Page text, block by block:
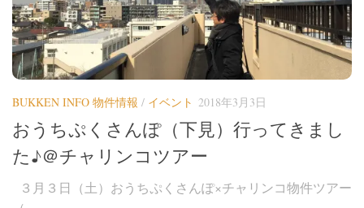
BUKKEN INFO 物件情報 / イベント 2018年3月3日
おうちぷくさんぽ（下見）行ってきまし
た♪＠チャリンコツアー
３月３日（土）おうちぷくさんぽ×チャリンコ物件ツアー